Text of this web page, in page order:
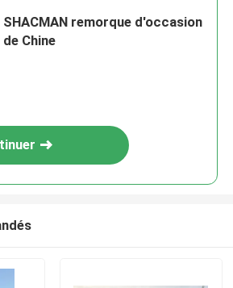
SHACMAN remorque d'occasion
de Chine